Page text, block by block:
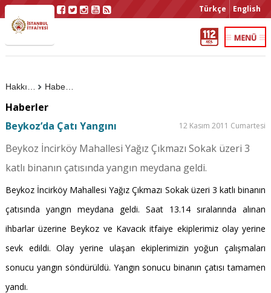
Türkçe English
Haberler
Haberler
Beykoz’da Çatı Yangını
12 Kasım 2011 Cumartesi
Beykoz İncirköy Mahallesi Yağız Çıkmazı Sokak üzeri 3
katlı binanın çatısında yangın meydana geldi.
Beykoz İncirköy Mahallesi Yağız Çıkmazı Sokak üzeri 3 katlı binanın
çatısında yangın meydana geldi. Saat 13.14 sıralarında alınan
ihbarlar üzerine Beykoz ve Kavacık itfaiye ekiplerimiz olay yerine
sevk edildi. Olay yerine ulaşan ekiplerimizin yoğun çalışmaları
sonucu yangın söndürüldü. Yangın sonucu binanın çatısı tamamen
yandı.